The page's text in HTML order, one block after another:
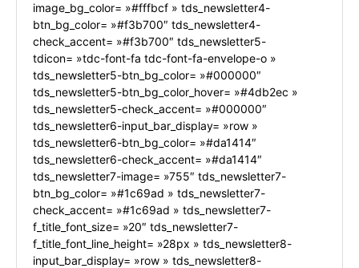
image_bg_color= »#fffbcf » tds_newsletter4-
btn_bg_color= »#f3b700″ tds_newsletter4-
check_accent= »#f3b700″ tds_newsletter5-
tdicon= »tdc-font-fa tdc-font-fa-envelope-o »
tds_newsletter5-btn_bg_color= »#000000″
tds_newsletter5-btn_bg_color_hover= »#4db2ec »
tds_newsletter5-check_accent= »#000000″
tds_newsletter6-input_bar_display= »row »
tds_newsletter6-btn_bg_color= »#da1414″
tds_newsletter6-check_accent= »#da1414″
tds_newsletter7-image= »755″ tds_newsletter7-
btn_bg_color= »#1c69ad » tds_newsletter7-
check_accent= »#1c69ad » tds_newsletter7-
f_title_font_size= »20″ tds_newsletter7-
f_title_font_line_height= »28px » tds_newsletter8-
input_bar_display= »row » tds_newsletter8-